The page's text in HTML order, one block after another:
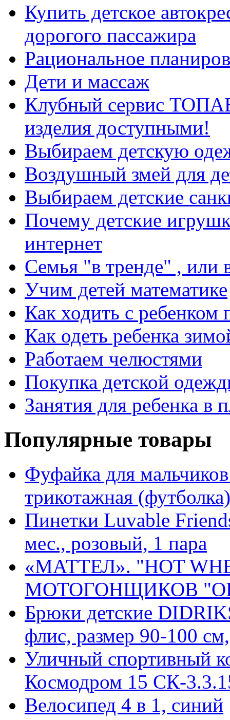
Купить детское
дорогого пассажира
Рациональное
Дети и массаж
Клубный сервис
изделия доступными!
Выбираем детскую
Воздушный змей для
Выбираем детские
Почему детские
интернет
Семья "в тренде" , или
Учим детей математике
Как ходить с ребенком
Как одеть ребенка
Работаем челюстями
Покупка детской
Занятия для ребенка в
Популярные товары
Фуфайка для
трикотажная
Пинетки Luvable
мес., розовый, 1 пара
«МАТТЕЛ». "HOT
МОТОГОНЩИКОВ
Брюки детские
флис, размер 90-100
Уличный спортивный
Космодром 15 СК-
Велосипед 4 в 1, синий